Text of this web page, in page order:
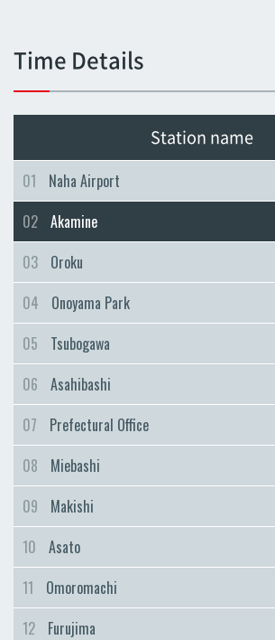
Asato
Naha City Hospital
Ishimine
Asahibashi
Prefectural Office
Miebashi
Omoromachi
Gibo
Time Details
Station name
01
Naha Airport
02 Akamine
03
Oroku
04
Onoyama Park
05
Tsubogawa
06
Asahibashi
07
Prefectural Office
08
Miebashi
09
Makishi
10
Asato
11
Omoromachi
12
Furujima